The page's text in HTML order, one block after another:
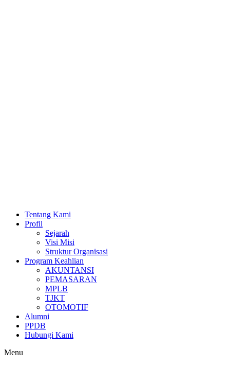
Tentang Kami
Profil
Sejarah
Visi Misi
Struktur Organisasi
Program Keahlian
AKUNTANSI
PEMASARAN
MPLB
TJKT
OTOMOTIF
Alumni
PPDB
Hubungi Kami
Menu